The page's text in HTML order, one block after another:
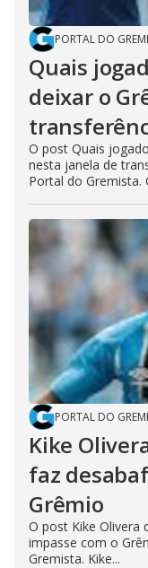
PORTAL DO
Quais
deixar o
O post Quais
nesta janela de
Portal do Gremista.
PORTAL DO
Kike
faz
Grêmio
O post Kike Olivera
impasse com o
Gremista. Kike...